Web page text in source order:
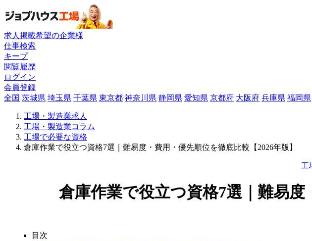
求人掲載希望の企業様
仕事検索
キープ
閲覧履歴
ログイン
会員登録
全国 茨城県 埼玉県 千葉県 東京都 神奈川県 静岡県 愛知県 京都府 大阪府 兵庫県 福岡県
工場・製造業求人
工場・製造業コラム
工場で必要な資格
倉庫作業で役立つ資格7選｜難易度・費用・優先順位を徹底比較【2026年版】
工
倉庫作業で役立つ資格7選｜難易度
目次